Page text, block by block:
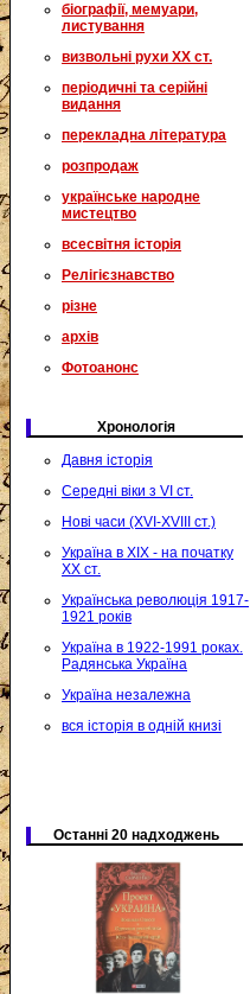
біографії, мемуари,
листування
визвольні рухи XX ст.
періодичні та серійні
видання
перекладна література
розпродаж
українське народне
мистецтво
всесвітня історія
Релігієзнавство
різне
архів
Фотоанонс
Хронологія
Давня історія
Середні віки з VI ст.
Нові часи (XVI-XVIII ст.)
Україна в XIX - на початку
XX ст.
Українська революція 1917-
1921 років
Україна в 1922-1991 роках.
Радянська Україна
Україна незалежна
вся історія в одній книзі
Останні 20 надходжень